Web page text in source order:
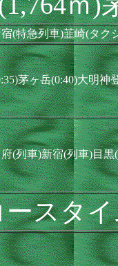
(特急列車)韮崎(タク
茅ヶ岳(0:40)大明神
(列車)新宿(列車)目
ースタ